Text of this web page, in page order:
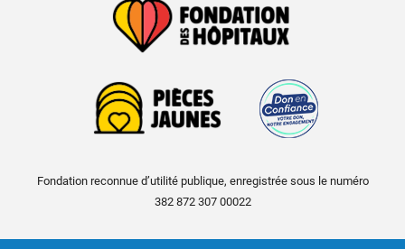
Fondation reconnue d’utilité publique, enregistrée sous le numéro
382 872 307 00022